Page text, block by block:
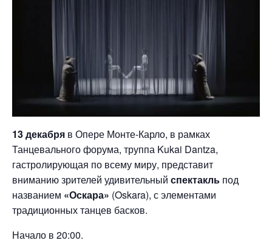
13 декабря в Опере Монте-Карло, в рамках
Танцевального форума, труппа Kukai Dantza,
гастролирующая по всему миру, представит
вниманию зрителей удивительный спектакль под
названием «Оскара» (Oskara), с элементами
традиционных танцев басков.
Начало в 20:00.